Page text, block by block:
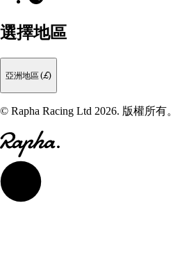
選擇地區
亞洲地區 (£)
© Rapha Racing Ltd 2026. 版權所有。